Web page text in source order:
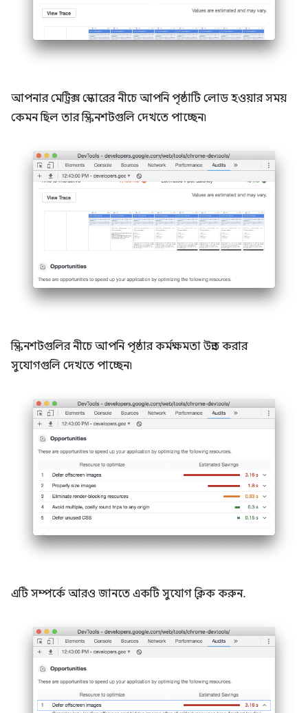
আপনার মেট্রিক্স স্কোরের নীচে আপনি পৃষ্ঠাটি লোড হওয়ার সময়
কেমন ছিল তার স্ক্রিনশটগুলি দেখতে পাচ্ছেন৷
স্ক্রিনশটগুলির নীচে আপনি পৃষ্ঠার কর্মক্ষমতা উন্নত করার
সুযোগগুলি দেখতে পাচ্ছেন৷
এটি সম্পর্কে আরও জানতে একটি সুযোগ ক্লিক করুন.